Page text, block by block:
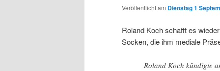
Veröffentlicht am Dienstag 1
Roland Koch schafft es
Socken, die ihm mediale
Roland Koch kündigte